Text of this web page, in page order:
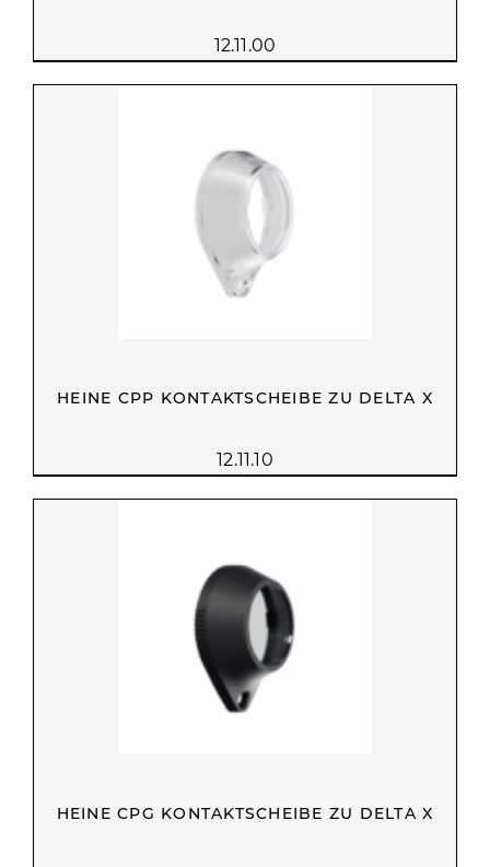
12.11.00
HEINE CPP KONTAKTSCHEIBE ZU DELTA X
12.11.10
HEINE CPG KONTAKTSCHEIBE ZU DELTA X